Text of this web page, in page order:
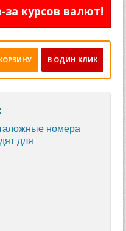
курсов валют!
В ОДИН КЛИК
номера
для